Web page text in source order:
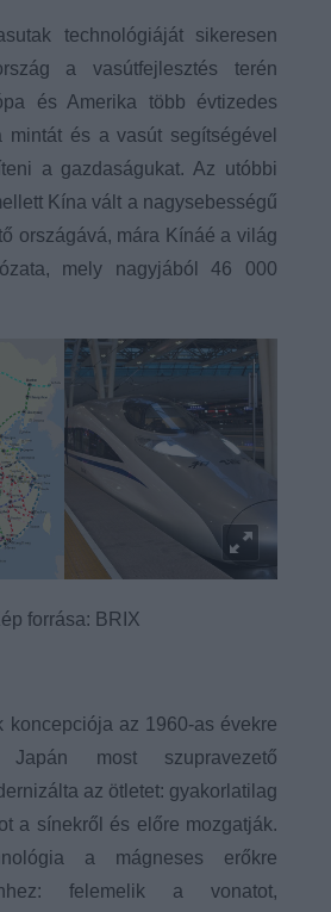
technológiáját sikeresen
a vasútfejlesztés terén
és Amerika több évtizedes
mintát és a vasút segítségével
a gazdaságukat. Az utóbbi
Kína vált a nagysebességű
országává, mára Kínáé a világ
mely nagyjából 46 000
forrása: BRIX
koncepciója az 1960-as évekre
most szupravezető
az ötletet: gyakorlatilag
a sínekről és előre mozgatják.
a mágneses erőkre
felemelik a vonatot,